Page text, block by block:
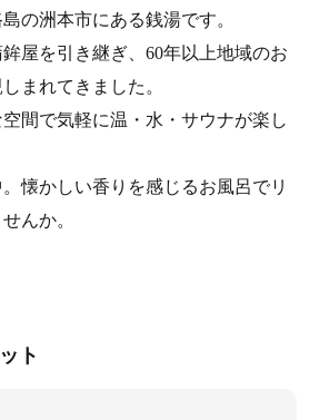
の洲本市にある銭湯です。
屋を引き継ぎ、60年以上地域のお
まれてきました。
間で気軽に温・水・サウナが楽し
懐かしい香りを感じるお風呂でリ
んか。
ト